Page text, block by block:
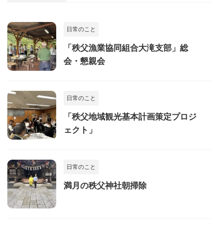
日常のこと
「秩父漁業協同組合大滝支部」総
会・懇親会
日常のこと
「秩父地域観光基本計画策定プロジ
ェクト」
日常のこと
満月の秩父神社朝掃除